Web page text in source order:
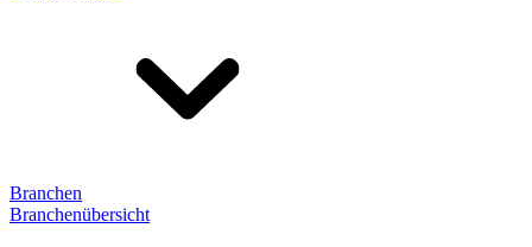
Branchen
Branchenübersicht